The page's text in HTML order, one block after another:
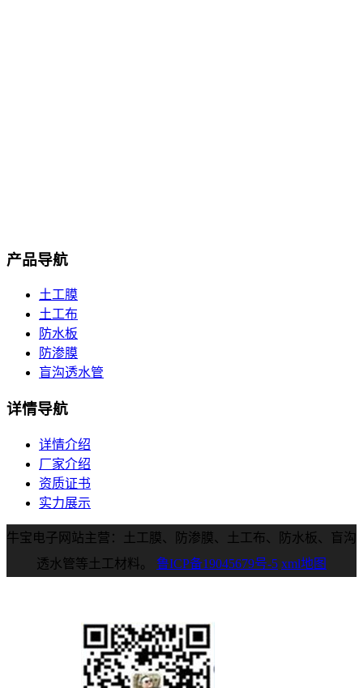
产品导航
土工膜
土工布
防水板
防渗膜
盲沟透水管
详情导航
详情介绍
厂家介绍
资质证书
实力展示
牛宝电子网站主营：土工膜、防渗膜、土工布、防水板、盲沟
透水管等土工材料。 鲁ICP备19045679号-5 xml地图